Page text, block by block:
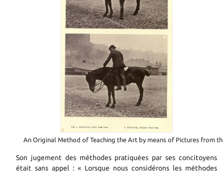
An Original Method of Teaching the Art by means of Pictures from
Son jugement des méthodes pratiquées par ses concitoyens
était sans appel : « Lorsque nous considérons les méthodes